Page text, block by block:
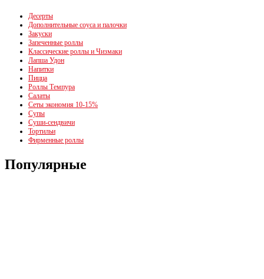
Десерты
Дополнительные соуса и палочки
Закуски
Запеченные роллы
Классические роллы и Чизмаки
Лапша Удон
Напитки
Пицца
Роллы Темпура
Салаты
Сеты экономия 10-15%
Супы
Суши-сендвичи
Тортильи
Фирменные роллы
Популярные